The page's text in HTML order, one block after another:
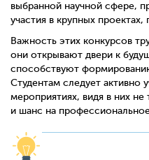
выбранной научной сфере,
участия в крупных
Важность этих конкурсов
они открывают двери к
способствуют
Студентам следует активно
мероприятиях, видя в них
и шанс на